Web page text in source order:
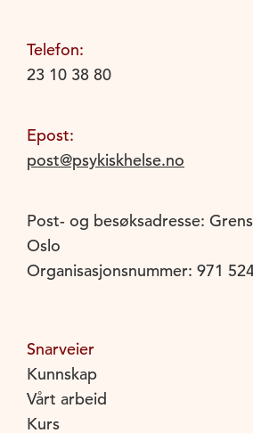
Telefon:
23 10 38 80
Epost:
post@psykiskhelse.no
Post- og besøksadresse:
Oslo
Organisasjonsnummer: 971
Snarveier
Kunnskap
Vårt arbeid
Kurs